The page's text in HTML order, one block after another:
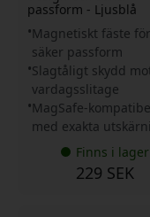
passform - Ljusblå
Magnetiskt fäste för
säker passform
Slagtåligt skydd
vardagsslitage
MagSafe-
med exakta
Finns i lager
229 SEK